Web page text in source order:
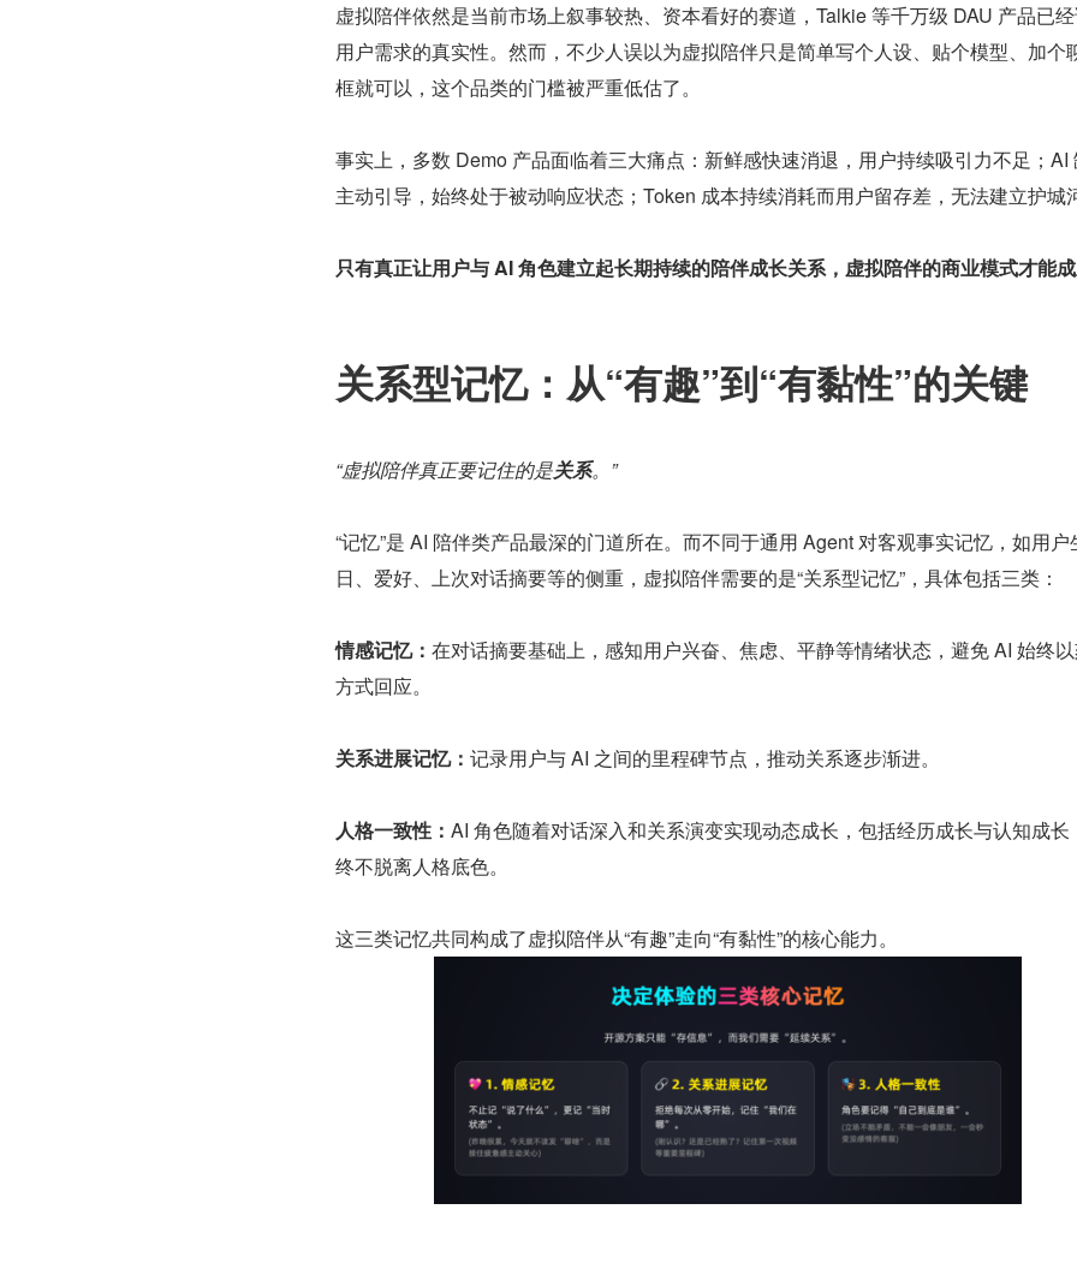
虚拟陪伴依然是当前市场上叙事较热、资本看好的赛道，Talkie 等千万级 DAU 产品已
用户需求的真实性。然而，不少人误以为虚拟陪伴只是简单写个人设、贴个模型、加个
框就可以，这个品类的门槛被严重低估了。
事实上，多数 Demo 产品面临着三大痛点：新鲜感快速消退，用户持续吸引力不足；AI
主动引导，始终处于被动响应状态；Token 成本持续消耗而用户留存差，无法建立护城
只有真正让用户与 AI 角色建立起长期持续的陪伴成长关系，虚拟陪伴的商业模式才能
关系型记忆：从“有趣”到“有黏性”的关键
“虚拟陪伴真正要记住的是关系。”
“记忆”是 AI 陪伴类产品最深的门道所在。而不同于通用 Agent 对客观事实记忆，如用户
日、爱好、上次对话摘要等的侧重，虚拟陪伴需要的是“关系型记忆”，具体包括三类：
情感记忆： 在对话摘要基础上，感知用户兴奋、焦虑、平静等情绪状态，避免 AI 始终
方式回应。
关系进展记忆： 记录用户与 AI 之间的里程碑节点，推动关系逐步渐进。
人格一致性： AI 角色随着对话深入和关系演变实现动态成长，包括经历成长与认知成长
终不脱离人格底色。
这三类记忆共同构成了虚拟陪伴从“有趣”走向“有黏性”的核心能力。